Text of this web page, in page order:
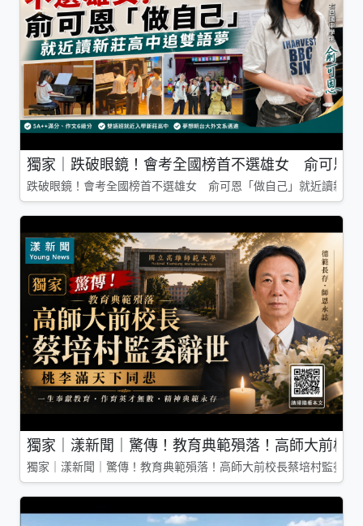
獨家｜跌破眼鏡！會考全國榜首不選雄女 俞可恩
跌破眼鏡！會考全國榜首不選雄女 俞可恩「做自己」就近讀新莊
獨家｜漾新聞｜驚傳！教育典範殞落！高師大前校
獨家｜漾新聞｜驚傳！教育典範殞落！高師大前校長蔡培村監委